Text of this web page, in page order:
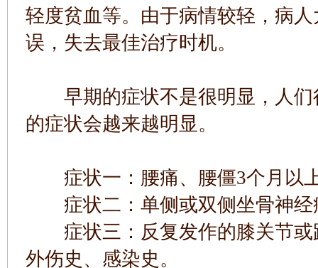
轻度贫血等。由于病情较轻，病
误，失去最佳治疗时机。
早期的症状不是很明显，人们
的症状会越来越明显。
症状一：腰痛、腰僵3个月以
症状二：单侧或双侧坐骨神经
症状三：反复发作的膝关节或
外伤史、感染史。